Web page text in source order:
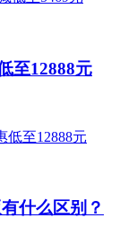
至12888元
什么区别？